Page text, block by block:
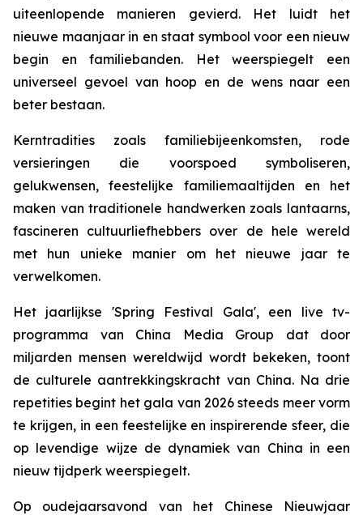
uiteenlopende manieren gevierd. Het luidt het
nieuwe maanjaar in en staat symbool voor een nieuw
begin en familiebanden. Het weerspiegelt een
universeel gevoel van hoop en de wens naar een
beter bestaan.
Kerntradities zoals familiebijeenkomsten, rode
versieringen die voorspoed symboliseren,
gelukwensen, feestelijke familiemaaltijden en het
maken van traditionele handwerken zoals lantaarns,
fascineren cultuurliefhebbers over de hele wereld
met hun unieke manier om het nieuwe jaar te
verwelkomen.
Het jaarlijkse 'Spring Festival Gala', een live tv-
programma van China Media Group dat door
miljarden mensen wereldwijd wordt bekeken, toont
de culturele aantrekkingskracht van China. Na drie
repetities begint het gala van 2026 steeds meer vorm
te krijgen, in een feestelijke en inspirerende sfeer, die
op levendige wijze de dynamiek van China in een
nieuw tijdperk weerspiegelt.
Op oudejaarsavond van het Chinese Nieuwjaar